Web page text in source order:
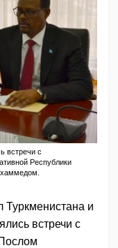
встречи с
Республики
Туркменистана и
встречи с